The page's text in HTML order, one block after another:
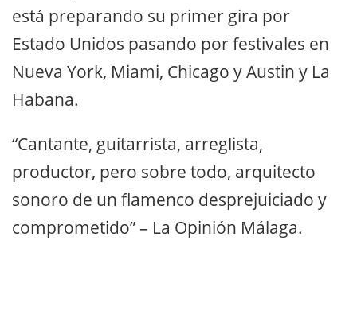
está preparando su primer gira por
Estado Unidos pasando por festivales en
Nueva York, Miami, Chicago y Austin y La
Habana.
“Cantante, guitarrista, arreglista,
productor, pero sobre todo, arquitecto
sonoro de un flamenco desprejuiciado y
comprometido” – La Opinión Málaga.